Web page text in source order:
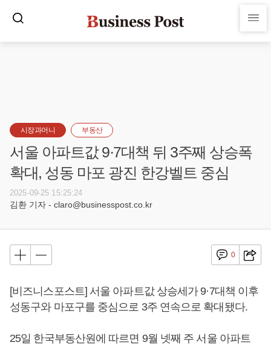
시장과머니 부동산
서울 아파트값 9·7대책 뒤 3주째 상승폭
확대, 성동 마포 광진 한강벨트 중심
2025-09-25 15:25:24
김환 기자 - claro@businesspost.co.kr
0
[비즈니스포스트] 서울 아파트값 상승세가 9·7대책 이후
성동구와 마포구를 중심으로 3주 연속으로 확대됐다.
25일 한국부동산원에 따르면 9월 넷째 주 서울 아파트